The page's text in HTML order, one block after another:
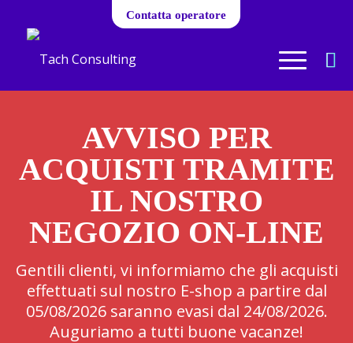
Contatta operatore
AVVISO PER
ACQUISTI TRAMITE
IL NOSTRO
NEGOZIO ON-LINE
Gentili clienti, vi informiamo che gli acquisti
effettuati sul nostro E-shop a partire dal
05/08/2026 saranno evasi dal 24/08/2026.
Auguriamo a tutti buone vacanze!